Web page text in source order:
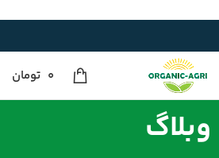
0 تومان
وبلاگ